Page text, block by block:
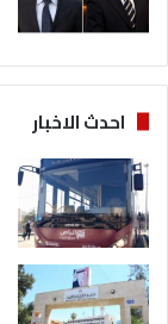
ل
س
و
ق
ا
ل
ه
ن
د
ي
احدث الاخبار